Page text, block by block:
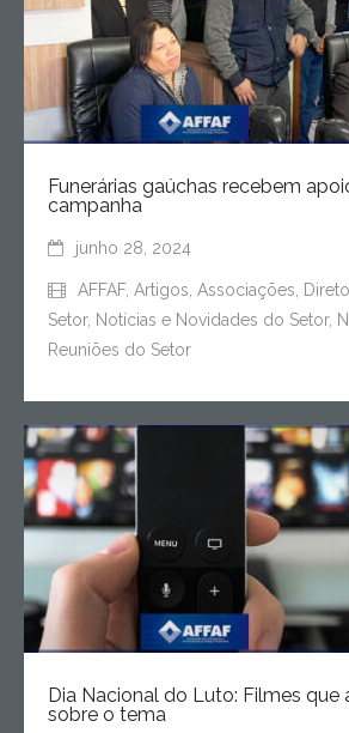
Funerárias gaúchas recebem
campanha
junho 28, 2024
AFFAF, Artigos Associações
Setor, Notícias e Novidades do Setor,
Reuniões do Setor
Dia Nacional do Luto: Filmes que
sobre o tema